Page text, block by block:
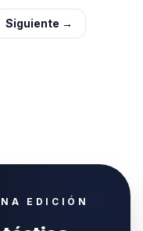
Siguiente →
EDICIÓN